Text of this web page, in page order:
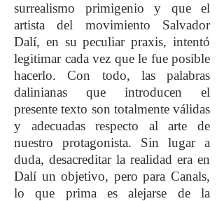
surrealismo primigenio y que el
artista del movimiento Salvador
Dalí, en su peculiar praxis, intentó
legitimar cada vez que le fue posible
hacerlo. Con todo, las palabras
dalinianas que introducen el
presente texto son totalmente válidas
y adecuadas respecto al arte de
nuestro protagonista. Sin lugar a
duda, desacreditar la realidad era en
Dalí un objetivo, pero para Canals,
lo que prima es alejarse de la